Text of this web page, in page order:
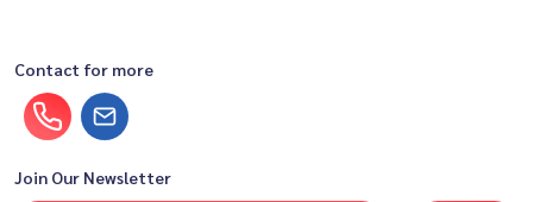
Contact for more
Join Our Newsletter